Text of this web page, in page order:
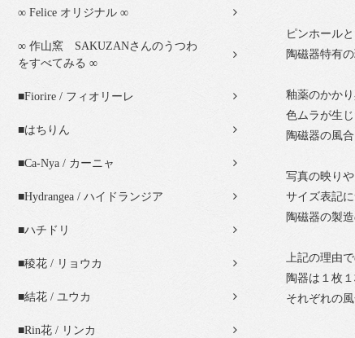
∞ Felice オリジナル ∞
∞ 作山窯 SAKUZANさんのうつわ
をすべてみる ∞
■Fiorire / フィオリーレ
■はちりん
■Ca-Nya / カーニャ
■Hydrangea / ハイドランジア
■ハチドリ
■稜花 / リョウカ
■結花 / ユウカ
■Rin花 / リンカ
ピンホール
陶磁器特有
釉薬のかか
色ムラが生
陶磁器の風
写真の映り
サイズ表記
陶磁器の製
上記の理由
陶器は１枚
それぞれの